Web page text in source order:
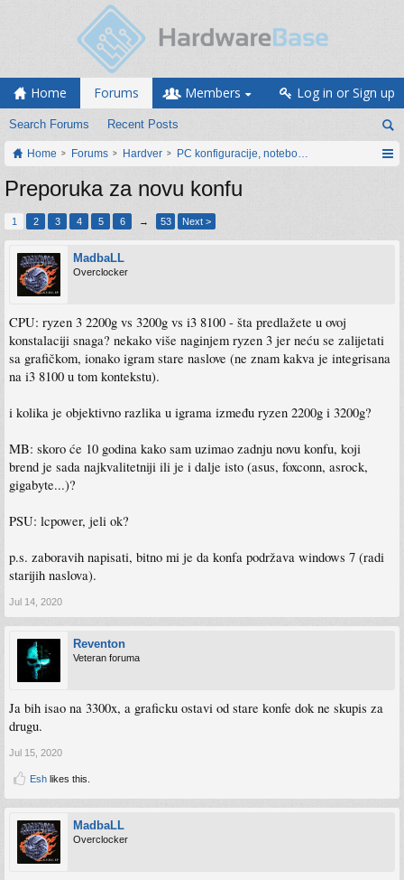
Home Forums
Search Forums Recent Posts
Members Log in or Sign up
Home Forums Hardver PC konfiguracije, notebook računari, servis
Preporuka za novu konfu
1 2 3 4 5 6 → 53 Next >
MadbaLL
Overclocker
CPU: ryzen 3 2200g vs 3200g vs i3 8100 - šta predlažete u ovoj
konstalaciji snaga? nekako više naginjem ryzen 3 jer neću se zalijetati
sa grafičkom, ionako igram stare naslove (ne znam kakva je integrisana
na i3 8100 u tom kontekstu).
i kolika je objektivno razlika u igrama između ryzen 2200g i 3200g?
MB: skoro će 10 godina kako sam uzimao zadnju novu konfu, koji
brend je sada najkvalitetniji ili je i dalje isto (asus, foxconn, asrock,
gigabyte...)?
PSU: lcpower, jeli ok?
p.s. zaboravih napisati, bitno mi je da konfa podržava windows 7 (radi
starijih naslova).
Jul 14, 2020
Reventon
Veteran foruma
Ja bih isao na 3300x, a graficku ostavi od stare konfe dok ne skupis za
drugu.
Jul 15, 2020
Esh likes this.
MadbaLL
Overclocker